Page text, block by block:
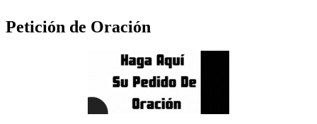
Petición de Oración